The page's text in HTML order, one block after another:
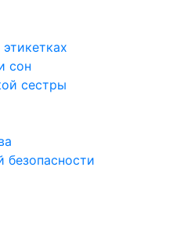
сон
сестры
безопасности